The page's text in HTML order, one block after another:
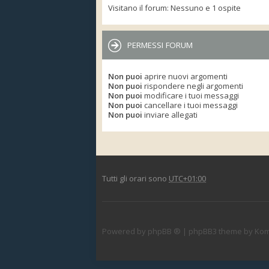
Visitano il forum: Nessuno e 1 ospite
PERMESSI FORUM
Non puoi aprire nuovi argomenti
Non puoi rispondere negli argomenti
Non puoi modificare i tuoi messaggi
Non puoi cancellare i tuoi messaggi
Non puoi inviare allegati
Tutti gli orari sono UTC+01:00
Powered by phpBB ® | phpBB3 theme by